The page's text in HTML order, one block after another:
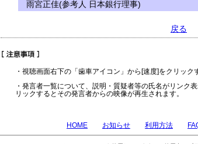
雨宮正佳(参考人 日本銀行理事)
戻る
・視聴画面右下の「歯車アイコン」から[速度]をクリック
・発言者一覧について、説明・質疑者等の氏名がリンク
リックするとその発言者からの映像が再生されます。
HOME
お知らせ 利用方法